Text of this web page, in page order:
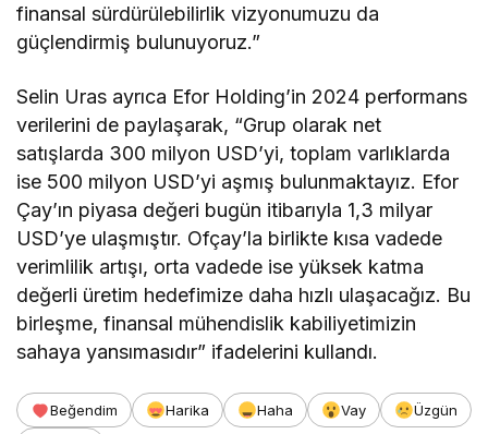
finansal sürdürülebilirlik vizyonumuzu da
güçlendirmiş bulunuyoruz.”
Selin Uras ayrıca Efor Holding’in 2024 performans
verilerini de paylaşarak, “Grup olarak net
satışlarda 300 milyon USD’yi, toplam varlıklarda
ise 500 milyon USD’yi aşmış bulunmaktayız. Efor
Çay’ın piyasa değeri bugün itibarıyla 1,3 milyar
USD’ye ulaşmıştır. Ofçay’la birlikte kısa vadede
verimlilik artışı, orta vadede ise yüksek katma
değerli üretim hedefimize daha hızlı ulaşacağız. Bu
birleşme, finansal mühendislik kabiliyetimizin
sahaya yansımasıdır” ifadelerini kullandı.
Beğendim Harika Haha Vay
Üzgün